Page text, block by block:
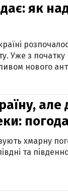
як
Уже з початку
нового
але
хмарну
та